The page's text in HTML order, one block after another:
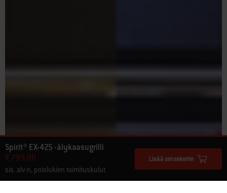
Spirit® EX-425 -älykaasugrilli
€ 799,00
sis. alv:n, poislukien toimituskulut
Lisää ostoskoriin